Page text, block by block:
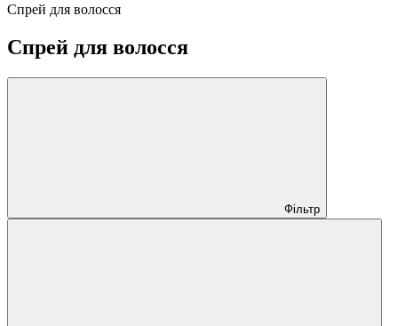
Спрей для волосся
Спрей для волосся
Фільтр